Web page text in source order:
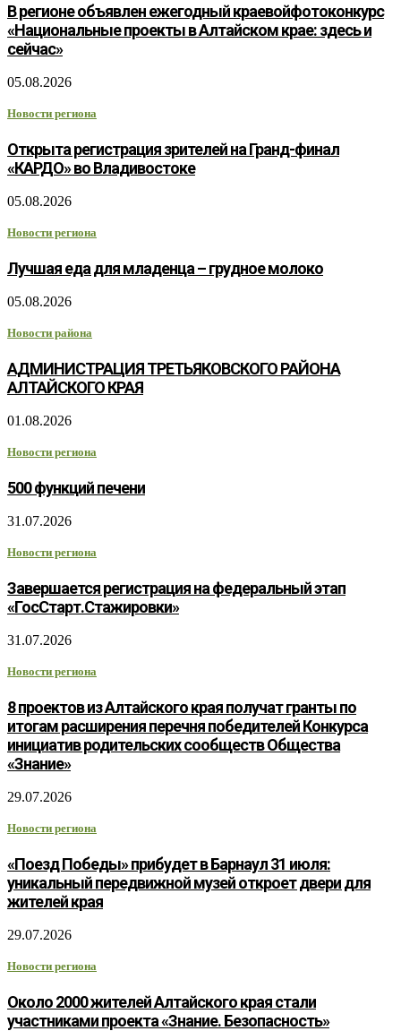
В регионе объявлен ежегодный краевойфотоконкурс
«Национальные проекты в Алтайском крае: здесь и
сейчас»
05.08.2026
Новости региона
Открыта регистрация зрителей на Гранд-финал
«КАРДО» во Владивостоке
05.08.2026
Новости региона
Лучшая еда для младенца – грудное молоко
05.08.2026
Новости района
АДМИНИСТРАЦИЯ ТРЕТЬЯКОВСКОГО РАЙОНА
АЛТАЙСКОГО КРАЯ
01.08.2026
Новости региона
500 функций печени
31.07.2026
Новости региона
Завершается регистрация на федеральный этап
«ГосСтарт.Стажировки»
31.07.2026
Новости региона
8 проектов из Алтайского края получат гранты по
итогам расширения перечня победителей Конкурса
инициатив родительских сообществ Общества
«Знание»
29.07.2026
Новости региона
«Поезд Победы» прибудет в Барнаул 31 июля:
уникальный передвижной музей откроет двери для
жителей края
29.07.2026
Новости региона
Около 2000 жителей Алтайского края стали
участниками проекта «Знание. Безопасность»